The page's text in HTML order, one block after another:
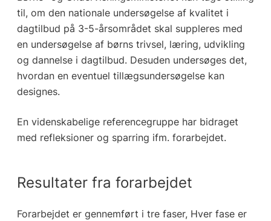
til, om den nationale undersøgelse af kvalitet i
dagtilbud på 3-5-årsområdet skal suppleres med
en undersøgelse af børns trivsel, læring, udvikling
og dannelse i dagtilbud. Desuden undersøges det,
hvordan en eventuel tillægsundersøgelse kan
designes.
En videnskabelige referencegruppe har bidraget
med refleksioner og sparring ifm. forarbejdet.
Resultater fra forarbejdet
Forarbejdet er gennemført i tre faser, Hver fase er